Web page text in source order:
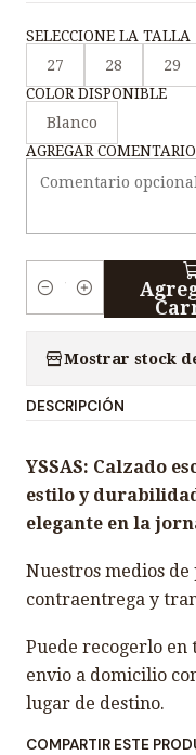
SELECCIONE LA TALLA
27
28 29
COLOR DISPONIBLE
Blanco
AGREGAR COMENTARIO
i
a
d
Mostrar stock
DESCRIPCIÓN
YSSAS: Calzado
estilo y
elegante en la
Nuestros medios
contraentrega y
Puede recogerlo
envio a domicilio
lugar de destino.
COMPARTIR ESTE